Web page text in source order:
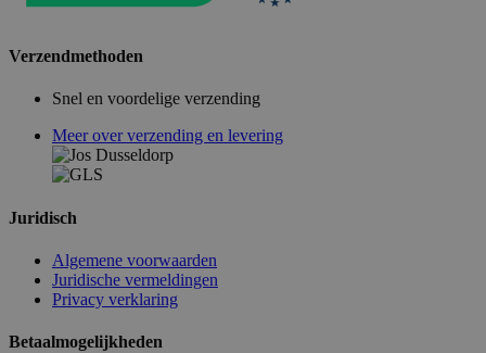
Verzendmethoden
Snel en voordelige verzending
Meer over verzending en levering
Juridisch
Algemene voorwaarden
Juridische vermeldingen
Privacy verklaring
Betaalmogelijkheden